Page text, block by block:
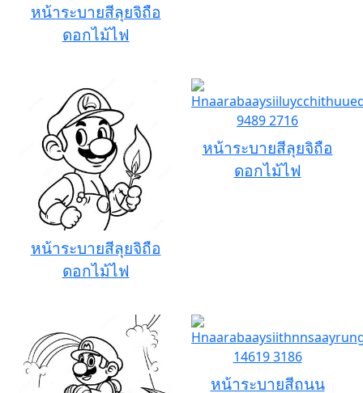
หน้าระบายสีลุยจิถือ
ดอกไม้ไฟ
หน้าระบายสีลุยจิถือ
ดอกไม้ไฟ
หน้าระบายสีลุยจิถือ
ดอกไม้ไฟ
หน้าระบายสีถนน